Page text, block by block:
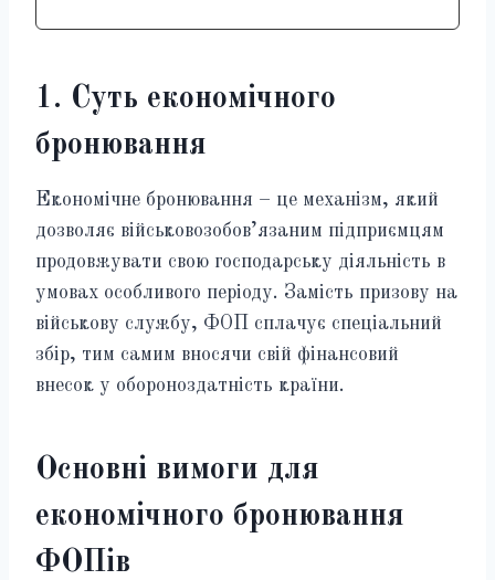
1. Суть економічного
бронювання
Економічне бронювання – це механізм, який
дозволяє військовозобов’язаним підприємцям
продовжувати свою господарську діяльність в
умовах особливого періоду. Замість призову на
військову службу, ФОП сплачує спеціальний
збір, тим самим вносячи свій фінансовий
внесок у обороноздатність країни.
Основні вимоги для
економічного бронювання
ФОПів